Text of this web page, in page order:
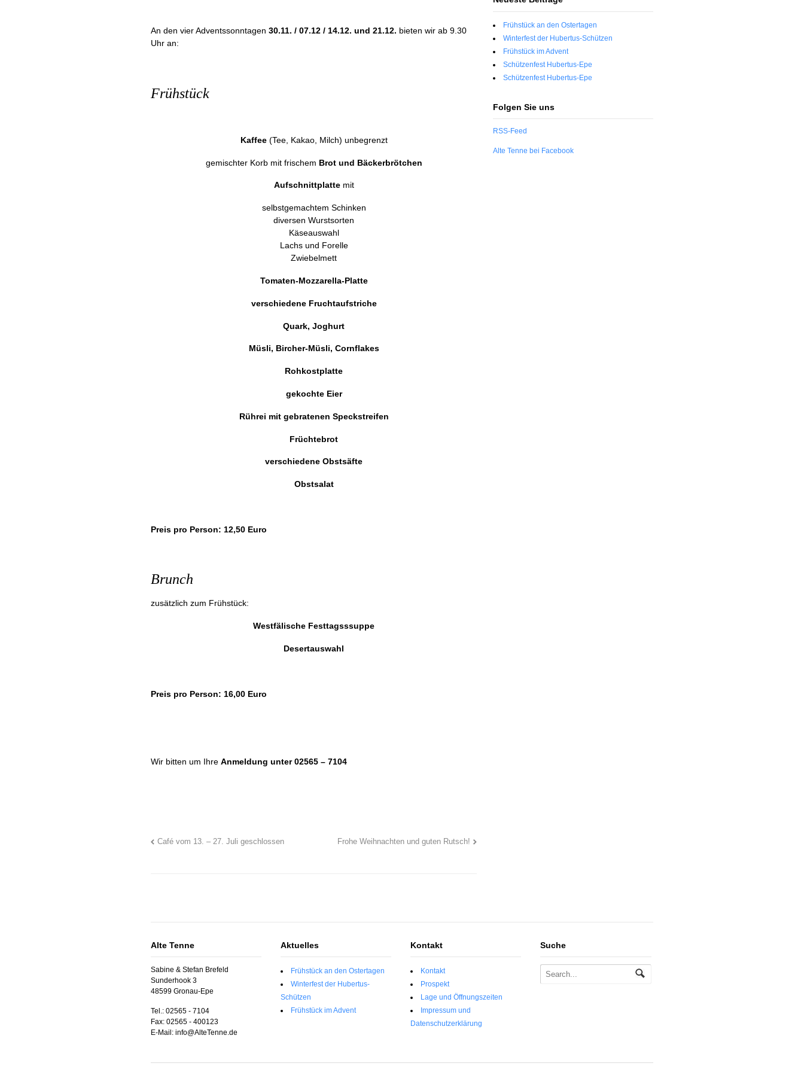
An den vier Adventssonntagen 30.11. / 07.12 / 14.12. und 21.12. bieten wir ab 9.30
Uhr an:
Frühstück
Kaffee (Tee, Kakao, Milch) unbegrenzt
gemischter Korb mit frischem Brot und Bäckerbrötchen
Aufschnittplatte mit
selbstgemachtem Schinken
diversen Wurstsorten
Käseauswahl
Lachs und Forelle
Zwiebelmett
Tomaten-Mozzarella-Platte
verschiedene Fruchtaufstriche
Quark, Joghurt
Müsli, Bircher-Müsli, Cornflakes
Rohkostplatte
gekochte Eier
Rührei mit gebratenen Speckstreifen
Früchtebrot
verschiedene Obstsäfte
Obstsalat
Preis pro Person: 12,50 Euro
Brunch
zusätzlich zum Frühstück:
Westfälische Festtagsssuppe
Desertauswahl
Preis pro Person: 16,00 Euro
Wir bitten um Ihre Anmeldung unter 02565 – 7104
Café vom 13. – 27. Juli geschlossen Frohe Weihnachten und guten Rutsch!
Frühstück an den Ostertagen
Winterfest der Hubertus-Schützen
Frühstück im Advent
Schützenfest Hubertus-Epe
Schützenfest Hubertus-Epe
Folgen Sie uns
RSS-Feed
Alte Tenne bei Facebook
Alte Tenne
Sabine & Stefan Brefeld
Sunderhook 3
48599 Gronau-Epe
Tel.: 02565 - 7104
Fax: 02565 - 400123
E-Mail: info@AlteTenne.de
Aktuelles
Frühstück an den Ostertagen
Winterfest der Hubertus-
Schützen
Frühstück im Advent
Kontakt
Kontakt
Prospekt
Lage und Öffnungszeiten
Impressum und
Datenschutzerklärung
Suche